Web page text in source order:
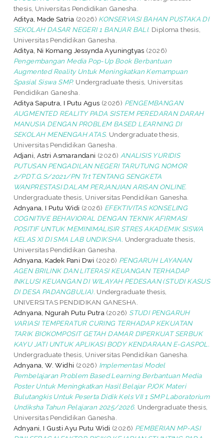
thesis, Universitas Pendidikan Ganesha.
Aditya, Made Satria (2026) KONSERVASI BAHAN PUSTAKA DI
SEKOLAH DASAR NEGERI 1 BANJAR BALI. Diploma thesis,
Universitas Pendidikan Ganesha.
Aditya, Ni Komang Jessynda Ayuningtyas (2026)
Pengembangan Media Pop-Up Book Berbantuan
Augmented Reality Untuk Meningkatkan Kemampuan
Spasial Siswa SMP. Undergraduate thesis, Universitas
Pendidikan Ganesha.
Aditya Saputra, I Putu Agus (2026) PENGEMBANGAN
AUGMENTED REALITY PADA SISTEM PEREDARAN DARAH
MANUSIA DENGAN PROBLEM BASED LEARNING DI
SEKOLAH MENENGAH ATAS. Undergraduate thesis,
Universitas Pendidikan Ganesha.
Adjani, Astri Asmarandani (2026) ANALISIS YURIDIS
PUTUSAN PENGADILAN NEGERI TARUTUNG NOMOR
2/PDT.G.S/2021/PN Trt TENTANG SENGKETA
WANPRESTASI DALAM PERJANJIAN ARISAN ONLINE.
Undergraduate thesis, Universitas Pendidikan Ganesha.
Adnyana, I Putu Widi (2026) EFEKTIVITAS KONSELING
COGNITIVE BEHAVIORAL DENGAN TEKNIK AFIRMASI
POSITIF UNTUK MEMINIMALISIR STRES AKADEMIK SISWA
KELAS XI DI SMA LAB UNDIKSHA. Undergraduate thesis,
Universitas Pendidikan Ganesha.
Adnyana, Kadek Pani Dwi (2026) PENGARUH LAYANAN
AGEN BRILINK DAN LITERASI KEUANGAN TERHADAP
INKLUSI KEUANGAN DI WILAYAH PEDESAAN (STUDI KASUS
DI DESA PADANGBULIA). Undergraduate thesis,
UNIVERSITAS PENDIDIKAN GANESHA.
Adnyana, Ngurah Putu Putra (2026) STUDI PENGARUH
VARIASI TEMPERATUR CURING TERHADAP KEKUATAN
TARIK BIOKOMPOSIT GETAH DAMAR DIPERKUAT SERBUK
KAYU JATI UNTUK APLIKASI BODY KENDARAAN E-GASPOL.
Undergraduate thesis, Universitas Pendidikan Ganesha.
Adnyana, W. Widhi (2026) Implementasi Model
Pembelajaran Problem Based Learning Berbantuan Media
Poster Untuk Meningkatkan Hasil Belajar PJOK Materi
Bulutangkis Untuk Peserta Didik Kels VII 1 SMP Laboratorium
Undiksha Tahun Pelajaran 2025/2026. Undergraduate thesis,
Universitas Pendidikan Ganesha.
Adnyani, I Gusti Ayu Putu Widi (2026) PEMBERIAN MP-ASI